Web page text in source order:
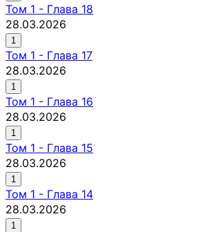
Том 1 - Глава 18
28.03.2026
1
Том 1 - Глава 17
28.03.2026
1
Том 1 - Глава 16
28.03.2026
1
Том 1 - Глава 15
28.03.2026
1
Том 1 - Глава 14
28.03.2026
1